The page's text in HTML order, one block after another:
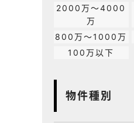
2000万～4000
万
800万～1000万
100万以下
物件種別